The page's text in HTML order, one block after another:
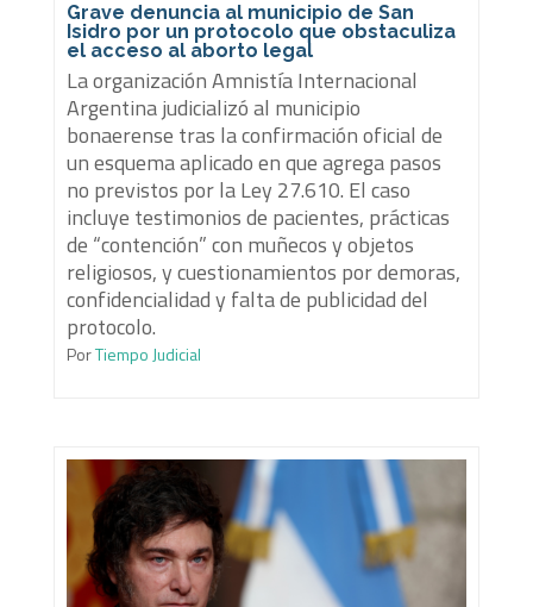
Grave denuncia al municipio de San
Isidro por un protocolo que obstaculiza
el acceso al aborto legal
La organización Amnistía Internacional
Argentina judicializó al municipio
bonaerense tras la confirmación oficial de
un esquema aplicado en que agrega pasos
no previstos por la Ley 27.610. El caso
incluye testimonios de pacientes, prácticas
de “contención” con muñecos y objetos
religiosos, y cuestionamientos por demoras,
confidencialidad y falta de publicidad del
protocolo.
PorTiempo Judicial